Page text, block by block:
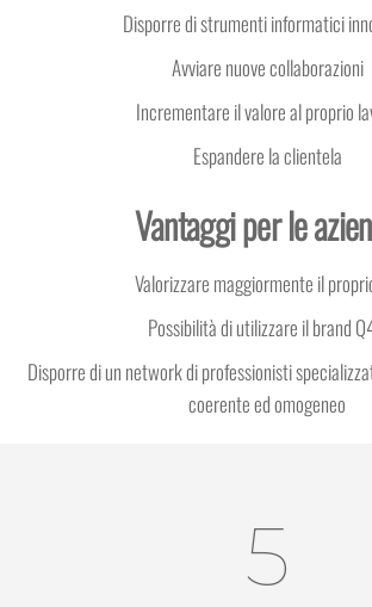
Disporre di strumenti informatici
Avviare nuove collaborazioni
Incrementare il valore al proprio
Espandere la clientela
Vantaggi per le
Valorizzare maggiormente il
Possibilità di utilizzare il brand
Disporre di un network di professionisti
coerente ed omogeneo
5